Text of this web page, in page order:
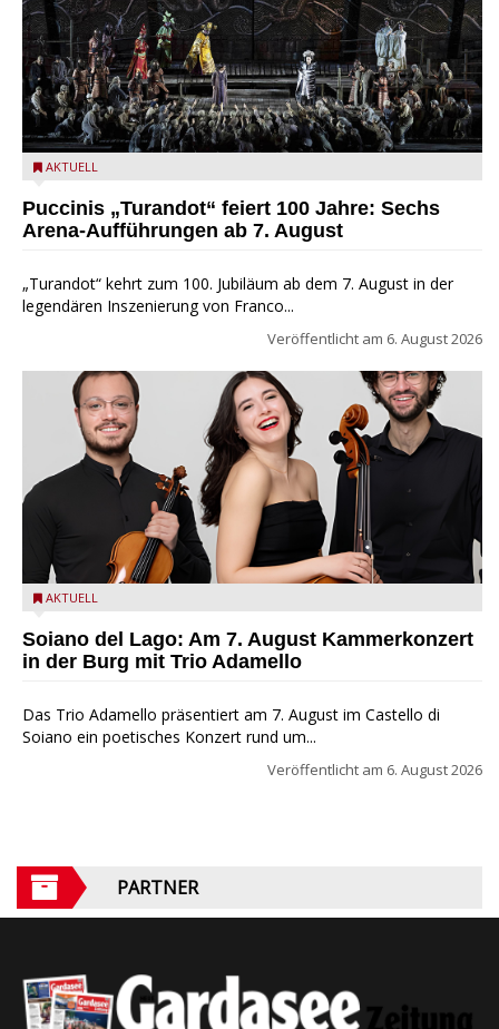
Turandot in der Arena von Verona - Ennevi für Fondazione
AKTUELL
Puccinis „Turandot“ feiert 100 Jahre: Sechs
Arena-Aufführungen ab 7. August
„Turandot“ kehrt zum 100. Jubiläum ab dem 7. August in der
legendären Inszenierung von Franco...
Veröffentlicht am 6. August 2026
Trio Adamello
AKTUELL
Soiano del Lago: Am 7. August Kammerkonzert
in der Burg mit Trio Adamello
Das Trio Adamello präsentiert am 7. August im Castello di
Soiano ein poetisches Konzert rund um...
Veröffentlicht am 6. August 2026
PARTNER